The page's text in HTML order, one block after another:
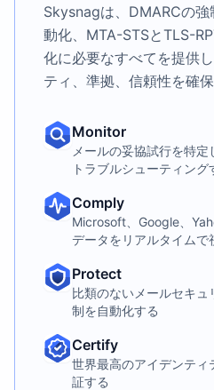
Skysnagは、DMARCの強
動化、MTA-STSとTLS-
化に必要なすべてを提供
ティ、準拠、信頼性を確保
Monitor
メールの妥協試行を特
トラブルシューティング
Comply
Microsoft、Google、
データをリアルタイムで
Protect
比類のないメールセキュ
制を自動化する
Certify
世界最高のアイデンテ
証する